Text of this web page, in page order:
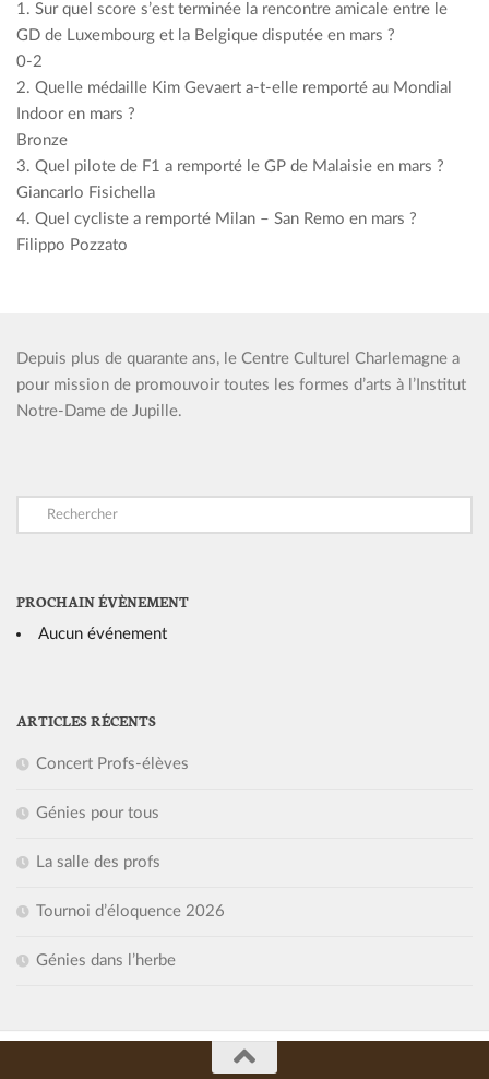
1. Sur quel score s’est terminée la rencontre amicale entre le
GD de Luxembourg et la Belgique disputée en mars ?
0-2
2. Quelle médaille Kim Gevaert a-t-elle remporté au Mondial
Indoor en mars ?
Bronze
3. Quel pilote de F1 a remporté le GP de Malaisie en mars ?
Giancarlo Fisichella
4. Quel cycliste a remporté Milan – San Remo en mars ?
Filippo Pozzato
Depuis plus de quarante ans, le Centre Culturel Charlemagne a
pour mission de promouvoir toutes les formes d’arts à l’Institut
Notre-Dame de Jupille.
PROCHAIN ÉVÈNEMENT
Aucun événement
ARTICLES RÉCENTS
Concert Profs-élèves
Génies pour tous
La salle des profs
Tournoi d’éloquence 2026
Génies dans l’herbe